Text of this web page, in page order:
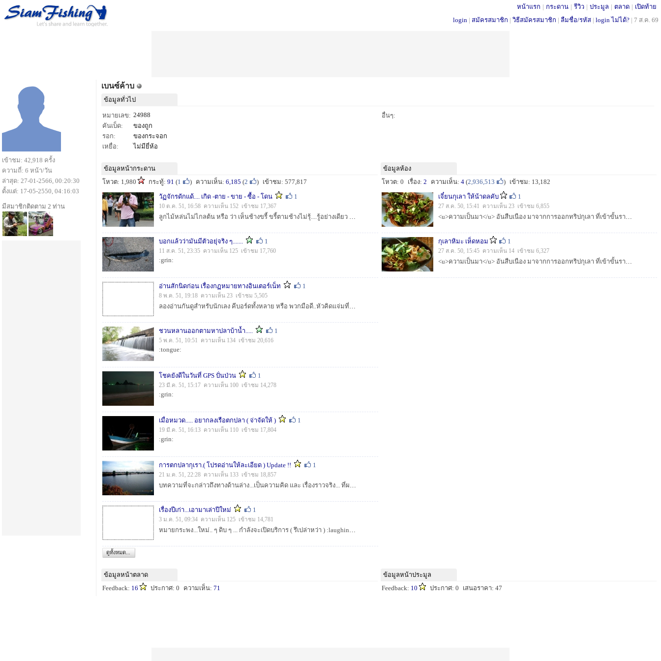
หน้าแรก | กระดาน | รีวิว | ประมูล | ตลาด | เปิดท้าย
login | สมัครสมาชิก | วิธีสมัครสมาชิก | ลืมชื่อ/รหัส | login ไม่ได้? | 7 ส.ค. 69
เบนซ์ค้าบ
ข้อมูลทั่วไป
หมายเลข: 24988
คันเบ็ด:
ของถูก
รอก:
ของกระจอก
เหยื่อ:
ไม่มียี่ห้อ
อื่นๆ:
ข้อมูลหน้ากระดาน
โหวต: 1,980
กระทู้: 91 (1 ) ความเห็น: 6,185 (2 ) เข้าชม: 577,817
วัฏจักรดักแด้.... เกิด -ตาย - ขาย - ซื้อ - โดน
1
10 ต.ค. 51, 16:58 ความเห็น 152 เข้าชม 17,367
ลูกไม้หล่นไม่ไกลต้น หรือ ว่า เห็นช้างขรี้ ขรี้ตามช้างไม่รุ้....รู้อย่างเดียว ฮา นักปราญช์ ท่านนึงพูดว่า....เมื่อแหย่ขาข้างนึงเข้ากรงเสือ เราจะเหลือ...
บอกแล้วว่ามันมีตัวอยุ่จริง ๆ....... 1
11 ส.ค. 51, 23:35 ความเห็น 125 เข้าชม 17,760
:grin:
อ่านสักนิดก่อน เรื่องกฏหมายทางอินเตอร์เน็ท 1
8 พ.ค. 51, 19:18 ความเห็น 23 เข้าชม 5,505
ลองอ่านกันดูสำหรับนักเลง คีบอร์ดทั้งหลาย หรือ พวกมือดี..หัวคิดแจ่มที่ ระบาย หรือ ทำสิ่งอื่นใดผ่านสื่ออินเตอร์เน็ต สำหรับคนที่คิดจะ Hack สำหรับคน...
ชวนหลานออกตามหาปลาบ้าน้ำ..... 1
5 พ.ค. 51, 10:51 ความเห็น 134 เข้าชม 20,616
:tongue:
โชคยังดีในวันที่ GPS ปั่นป่วน 1
23 มี.ค. 51, 15:17 ความเห็น 100 เข้าชม 14,278
:grin:
เมื่อหมวด..... อยากลงเรือตกปลา ( จ่าจัดให้ ) 1
19 มี.ค. 51, 16:13 ความเห็น 110 เข้าชม 17,804
:grin:
การตกปลากุเรา.( โปรดอ่านให้ละเอียด ) Update !! 1
21 ม.ค. 51, 22:28 ความเห็น 133 เข้าชม 18,857
บทความที่จะกล่าวถึงทางด้านล่าง...เป็นความคิด และ เรื่องราวจริง... ที่ผมประสบกับตัว.. จึงเขียนเพื่อบอกเล่า...ความเป็นจริง..และที่มาของ ปัญหาที่เก...
เรื่องปีเก่า...เอามาเล่าปีใหม่ 1
3 ม.ค. 51, 09:34 ความเห็น 125 เข้าชม 14,781
หมายกระพง...ใหม่.. ๆ ดิบ ๆ ... กำลังจะเปิดบริการ ( รึเปล่าหว่า ) :laughing: :laughing: :love: :love: ปล. อยุ่ด้านท้ายๆ ...
ดูทั้งหมด...
ข้อมูลห้อง
โหวต: 0
เรื่อง: 2 ความเห็น: 4 (2,936,513 ) เข้าชม: 13,182
เจี๋ยนกุเลา ให้น้าดลคับ
1
27 ส.ค. 50, 15:41 ความเห็น 23 เข้าชม 6,855
<u>ความเป็นมา</u> อันสืบเนือง มาจากการออกทริปกุเลา ที่เข้าขั้นรายสัปดาห์ และ กลางวันที่พักจากการตีเหยื่อจะต้องเข้าครัวทำกับข้าวให้ชาวคณะทั...
กุเลาหิมะ เห็ดหอม 1
27 ส.ค. 50, 15:45 ความเห็น 14 เข้าชม 6,327
<u>ความเป็นมา</u> อันสืบเนือง มาจากการออกทริปกุเลา ที่เข้าขั้นรายสัปดาห์ และ กลางวันที่พักจากการตีเหยื่อจะต้องเข้าครัวทำกับข้าวให้ชาวคณะ...
ข้อมูลหน้าตลาด
Feedback: 16 ประกาศ: 0 ความเห็น: 71
ข้อมูลหน้าประมูล
Feedback: 10 ประกาศ: 0 เสนอราคา: 47
เข้าชม: 42,918 ครั้ง
ความถี่: 6 หน้า/วัน
ล่าสุด: 27-01-2566, 00:20:30
ตั้งแต่: 17-05-2550, 04:16:03
มีสมาชิกติดตาม 2 ท่าน